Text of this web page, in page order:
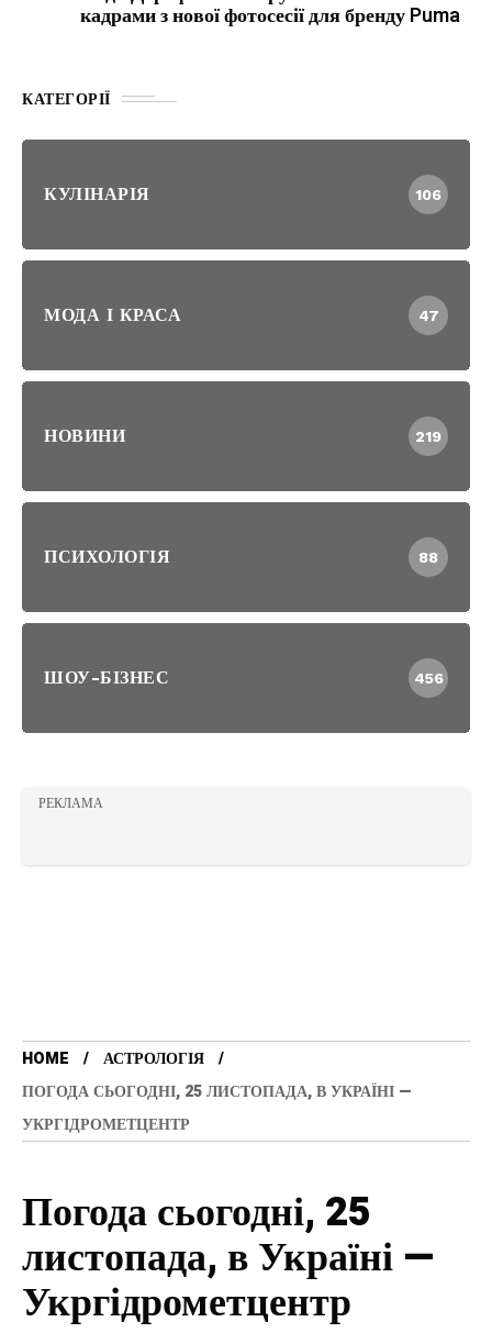
кадрами з нової фотосесії для бренду Puma
КАТЕГОРІЇ
КУЛІНАРІЯ 106
МОДА І КРАСА 47
НОВИНИ 219
ПСИХОЛОГІЯ 88
ШОУ-БІЗНЕС 456
РЕКЛАМА
HOME
АСТРОЛОГІЯ
ПОГОДА СЬОГОДНІ, 25 ЛИСТОПАДА, В УКРАЇНІ —
УКРГІДРОМЕТЦЕНТР
Погода сьогодні, 25
листопада, в Україні —
Укргідрометцентр